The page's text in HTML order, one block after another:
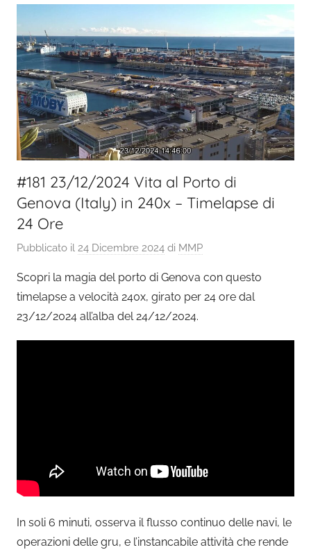
#181 23/12/2024 Vita al Porto di
Genova (Italy) in 240x – Timelapse di
24 Ore
Pubblicato il 24 Dicembre 2024 di MMP
Scopri la magia del porto di Genova con questo
timelapse a velocità 240x, girato per 24 ore dal
23/12/2024 all’alba del 24/12/2024.
In soli 6 minuti, osserva il flusso continuo delle navi, le
operazioni delle gru, e l’instancabile attività che rende